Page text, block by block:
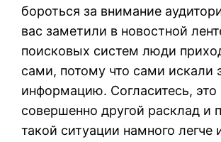
бороться за внимание
вас заметили в новостной
поисковых систем люди
сами, потому что сами искали
информацию. Согласитесь, это
совершенно другой расклад и
такой ситуации намного легче